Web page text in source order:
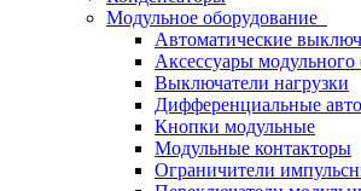
Модульное оборудование
Автоматические
Аксессуары модульного
Выключатели нагрузки
Дифференциальные
Кнопки модульные
Модульные контакторы
Ограничители